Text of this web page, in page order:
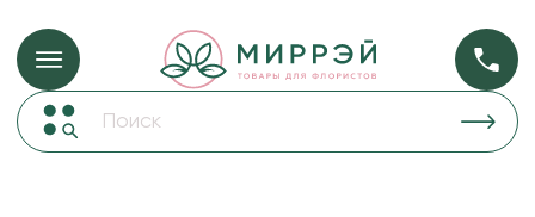
Упаковка для цветов и подарков Упаковка для